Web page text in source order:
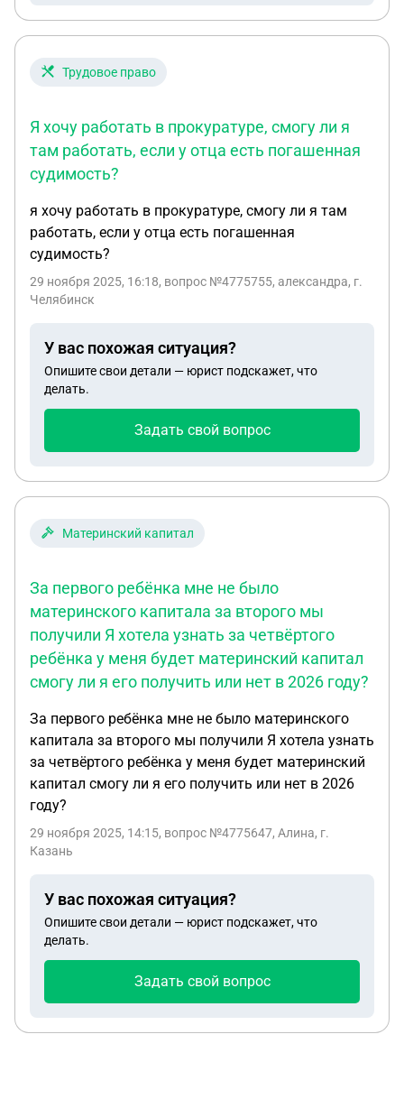
Трудовое право
Я хочу работать в прокуратуре, смогу ли я
там работать, если у отца есть погашенная
судимость?
я хочу работать в прокуратуре, смогу ли я там
работать, если у отца есть погашенная
судимость?
29 ноября 2025, 16:18, вопрос №4775755, александра, г.
Челябинск
У вас похожая ситуация?
Опишите свои детали — юрист подскажет, что
делать.
Задать свой вопрос
Материнский капитал
За первого ребёнка мне не было
материнского капитала за второго мы
получили Я хотела узнать за четвёртого
ребёнка у меня будет материнский капитал
смогу ли я его получить или нет в 2026 году?
За первого ребёнка мне не было материнского
капитала за второго мы получили Я хотела узнать
за четвёртого ребёнка у меня будет материнский
капитал смогу ли я его получить или нет в 2026
году?
29 ноября 2025, 14:15, вопрос №4775647, Алина, г.
Казань
У вас похожая ситуация?
Опишите свои детали — юрист подскажет, что
делать.
Задать свой вопрос